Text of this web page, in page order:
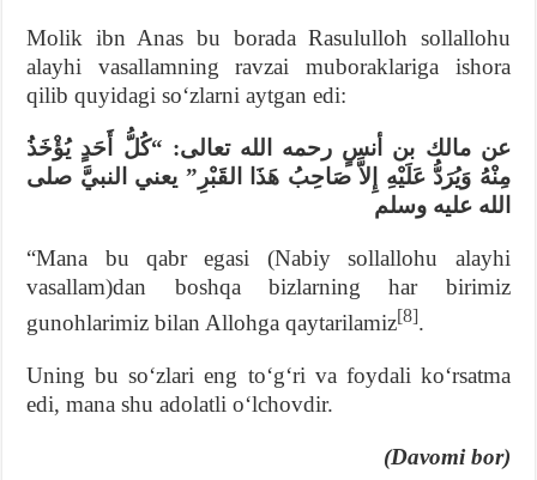
Molik ibn Anas bu borada Rasululloh sollallohu
alayhi vasallamning ravzai muboraklariga ishora
qilib quyidagi soʻzlarni aytgan edi:
عن مالك بن أنسٍ رحمه الله تعالى: “كُلُّ أَحَدٍ يُؤْخَذُ
مِنْهُ وَيُرَدُّ عَلَيْهِ إِلاَّ صَاحِبُ هَذَا القَبْرِ” يعني النبيَّ صلى
الله عليه وسلم
“Mana bu qabr egasi (Nabiy sollallohu alayhi
vasallam)dan boshqa bizlarning har birimiz
gunohlarimiz bilan Allohga qaytarilamiz[8].
Uning bu soʻzlari eng toʻgʻri va foydali koʻrsatma
edi, mana shu adolatli oʻlchovdir.
(Davomi bor)